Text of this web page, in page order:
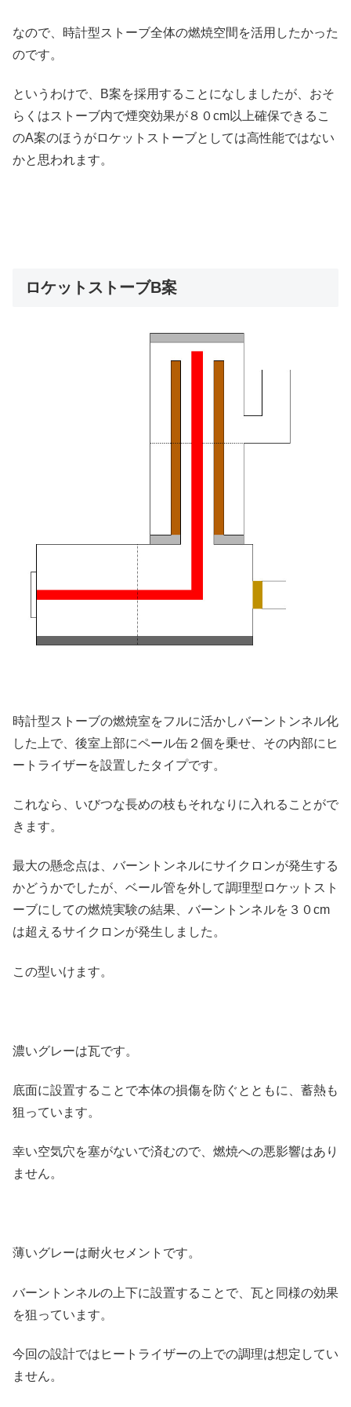
なので、時計型ストーブ全体の燃焼空間を活用したかった
のです。
というわけで、B案を採用することになしましたが、おそ
らくはストーブ内で煙突効果が８０cm以上確保できるこ
のA案のほうがロケットストーブとしては高性能ではない
かと思われます。
ロケットストーブB案
時計型ストーブの燃焼室をフルに活かしバーントンネル化
した上で、後室上部にペール缶２個を乗せ、その内部にヒ
ートライザーを設置したタイプです。
これなら、いびつな長めの枝もそれなりに入れることがで
きます。
最大の懸念点は、バーントンネルにサイクロンが発生する
かどうかでしたが、ベール管を外して調理型ロケットスト
ーブにしての燃焼実験の結果、バーントンネルを３０cm
は超えるサイクロンが発生しました。
この型いけます。
濃いグレーは瓦です。
底面に設置することで本体の損傷を防ぐとともに、蓄熱も
狙っています。
幸い空気穴を塞がないで済むので、燃焼への悪影響はあり
ません。
薄いグレーは耐火セメントです。
バーントンネルの上下に設置することで、瓦と同様の効果
を狙っています。
今回の設計ではヒートライザーの上での調理は想定してい
ません。